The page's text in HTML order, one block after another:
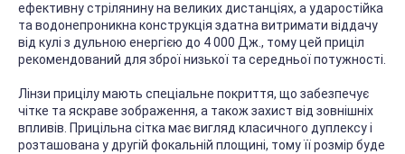
ефективну стрілянину на великих дистанціях, а ударостійка
та водонепроникна конструкція здатна витримати віддачу
від кулі з дульною енергією до 4 000 Дж., тому цей приціл
рекомендований для зброї низької та середньої потужності.
Лінзи прицілу мають спеціальне покриття, що забезпечує
чітке та яскраве зображення, а також захист від зовнішніх
впливів. Прицільна сітка має вигляд класичного дуплексу і
розташована у другій фокальній площині, тому її розмір буде